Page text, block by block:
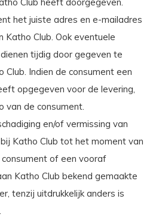
het juiste adres en e-mailadres
Katho Club. Ook eventuele
tijdig door gegeven te
Club. Indien de consument een
opgegeven voor de levering,
van de consument.
en/of vermissing van
Katho Club tot het moment van
of een vooraf
Katho Club bekend gemaakte
tenzij uitdrukkelijk anders is